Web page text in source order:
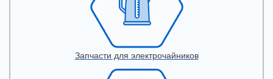
Запчасти для электрочайников